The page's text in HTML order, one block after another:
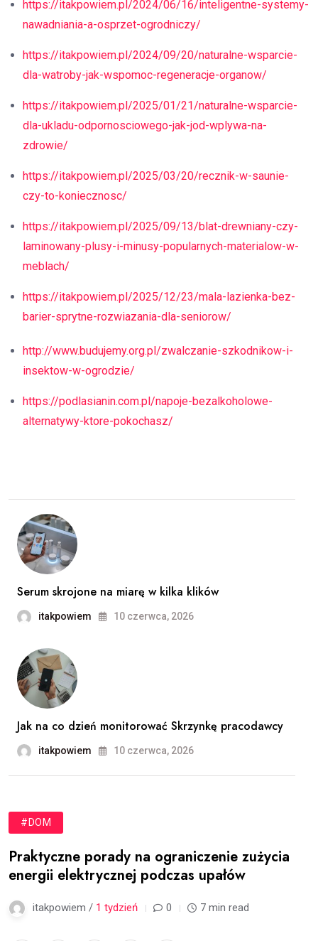
https://itakpowiem.pl/2024/06/16/inteligentne-systemy-
nawadniania-a-osprzet-ogrodniczy/
https://itakpowiem.pl/2024/09/20/naturalne-wsparcie-
dla-watroby-jak-wspomoc-regeneracje-organow/
https://itakpowiem.pl/2025/01/21/naturalne-wsparcie-
dla-ukladu-odpornosciowego-jak-jod-wplywa-na-
zdrowie/
https://itakpowiem.pl/2025/03/20/recznik-w-saunie-
czy-to-koniecznosc/
https://itakpowiem.pl/2025/09/13/blat-drewniany-czy-
laminowany-plusy-i-minusy-popularnych-materialow-w-
meblach/
https://itakpowiem.pl/2025/12/23/mala-lazienka-bez-
barier-sprytne-rozwiazania-dla-seniorow/
http://www.budujemy.org.pl/zwalczanie-szkodnikow-i-
insektow-w-ogrodzie/
https://podlasianin.com.pl/napoje-bezalkoholowe-
alternatywy-ktore-pokochasz/
Serum skrojone na miarę w kilka klików
itakpowiem 10 czerwca, 2026
Jak na co dzień monitorować Skrzynkę pracodawcy
itakpowiem 10 czerwca, 2026
#DOM
Praktyczne porady na ograniczenie zużycia
energii elektrycznej podczas upałów
itakpowiem / 1 tydzień 0 7 min read